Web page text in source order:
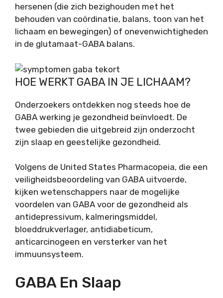
hersenen (die zich bezighouden met het
behouden van coördinatie, balans, toon van het
lichaam en bewegingen) of onevenwichtigheden
in de glutamaat-GABA balans.
HOE WERKT GABA IN JE LICHAAM?
Onderzoekers ontdekken nog steeds hoe de
GABA werking je gezondheid beïnvloedt. De
twee gebieden die uitgebreid zijn onderzocht
zijn slaap en geestelijke gezondheid.
Volgens de United States Pharmacopeia, die een
veiligheidsbeoordeling van GABA uitvoerde,
kijken wetenschappers naar de mogelijke
voordelen van GABA voor de gezondheid als
antidepressivum, kalmeringsmiddel,
bloeddrukverlager, antidiabeticum,
anticarcinogeen en versterker van het
immuunsysteem.
GABA En Slaap